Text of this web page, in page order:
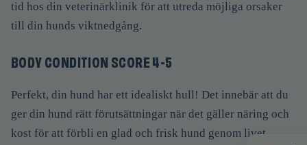
tid hos din veterinärklinik för att utreda möjliga orsaker
till din hunds viktnedgång.
BODY CONDITION SCORE 4-5
Perfekt, din hund har ett idealiskt hull! Det innebär att du
ger din hund rätt förutsättningar när det gäller näring och
kost för att förbli en glad och frisk hund genom livet.